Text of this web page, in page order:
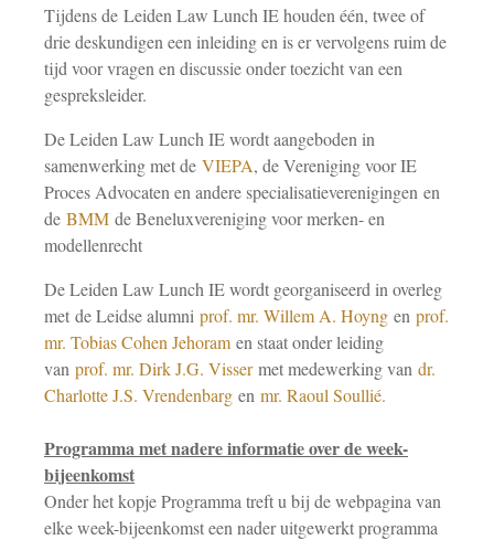
Tijdens de Leiden Law Lunch IE houden één, twee of
drie deskundigen een inleiding en is er vervolgens ruim de
tijd voor vragen en discussie onder toezicht van een
gespreksleider.
De Leiden Law Lunch IE wordt aangeboden in
samenwerking met de VIEPA, de Vereniging voor IE
Proces Advocaten en andere specialisatieverenigingen en
de BMM de Beneluxvereniging voor merken- en
modellenrecht
De Leiden Law Lunch IE wordt georganiseerd in overleg
met de Leidse alumni prof. mr. Willem A. Hoyng en prof.
mr. Tobias Cohen Jehoram en staat onder leiding
van prof. mr. Dirk J.G. Vissermet medewerking van dr.
Charlotte J.S. Vrendenbarg en mr. Raoul Soullié.
Programma met nadere informatie over de week-
bijeenkomst
Onder het kopje Programma treft u bij de webpagina van
elke week-bijeenkomst een nader uitgewerkt programma